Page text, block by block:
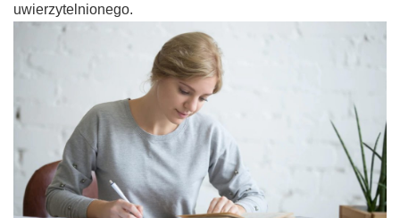
uwierzytelnionego.